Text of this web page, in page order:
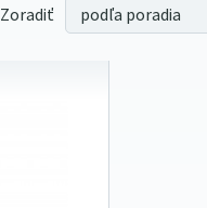
Zoradiť